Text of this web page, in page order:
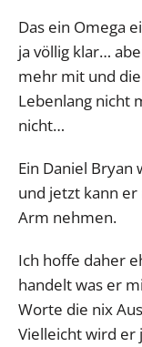
Das ein Omega
ja völlig klar…
mehr mit und
Lebenlang nicht
nicht…
Ein Daniel Bryan
und jetzt kann
Arm nehmen.
Ich hoffe daher
handelt was er
Worte die nix
Vielleicht wird er